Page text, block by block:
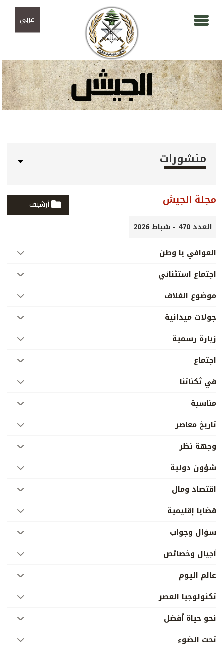
عربي
منشورات
مجلة الجيش
أرشيف
العدد 470 - شباط 2026
العوافي يا وطن
اجتماع استثنائي
موضوع الغلاف
جولات ميدانية
زيارة رسمية
اجتماع
في ثكناتنا
مناسبة
تاريخ معاصر
وجهة نظر
شؤون دولية
اقتصاد ومال
قضايا إقليمية
سؤال وجواب
أجيال وخصائص
عالم اليوم
تكنولوجيا العصر
نحو حياة أفضل
تحت الضوء